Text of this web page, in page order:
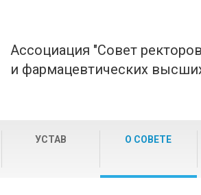
Ассоциация "Совет
и фармацевтических
УСТАВ О СОВЕТЕ